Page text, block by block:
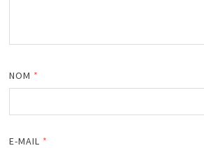
NOM *
E-MAIL *